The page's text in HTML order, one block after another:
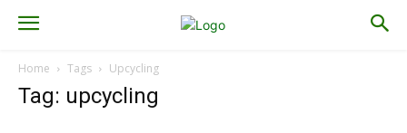
Home Tags Upcycling
Tag: upcycling